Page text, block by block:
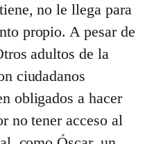
no le llega para
propio. A pesar de
adultos de la
ciudadanos
obligados a hacer
no tener acceso al